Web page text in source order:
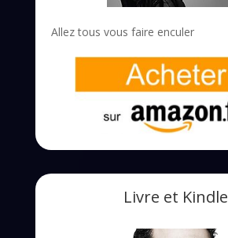
Allez tous vous faire enculer
Livre et Kindle